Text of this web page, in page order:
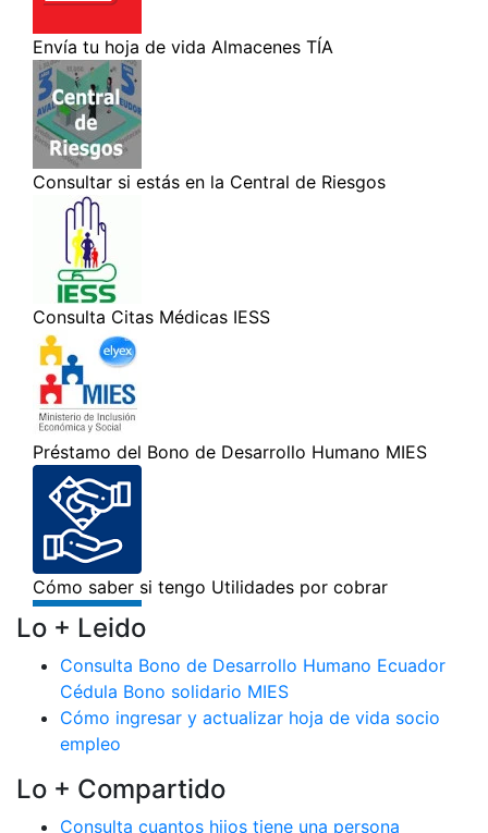
Lo + Leido
Consulta Bono de Desarrollo Humano Ecuador
Cédula Bono solidario MIES
Cómo ingresar y actualizar hoja de vida socio
empleo
Lo + Compartido
Consulta cuantos hijos tiene una persona